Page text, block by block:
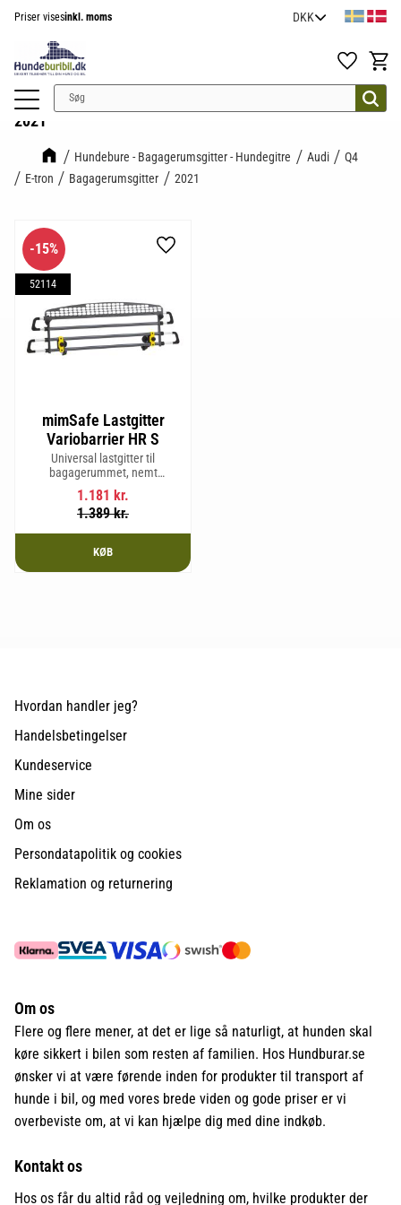
Priser visesinkl. moms
Favoritter
2021
Hundebure - Bagagerumsgitter - Hundegitre Audi
Q4
E-tron
Bagagerumsgitter 2021
mimSafe Lastgitter
Variobarrier HR S
Universal lastgitter til
bagagerummet, nemt
justerbart for at passe bilens
form og sikre en tryg og sikker
rejse med kæledyr eller last.
1.181 kr.
1.389kr.
15%
52114
Gem som favorit
KØB
Hvordan handler jeg?
Handelsbetingelser
Kundeservice
Mine sider
Om os
Persondatapolitik og cookies
Reklamation og returnering
Om os
Flere og flere mener, at det er lige så naturligt, at hunden skal
køre sikkert i bilen som resten af familien. Hos Hundburar.se
ønsker vi at være førende inden for produkter til transport af
hunde i bil, og med vores brede viden og gode priser er vi
overbeviste om, at vi kan hjælpe dig med dine indkøb.
Kontakt os
Hos os får du altid råd og vejledning om, hvilke produkter der